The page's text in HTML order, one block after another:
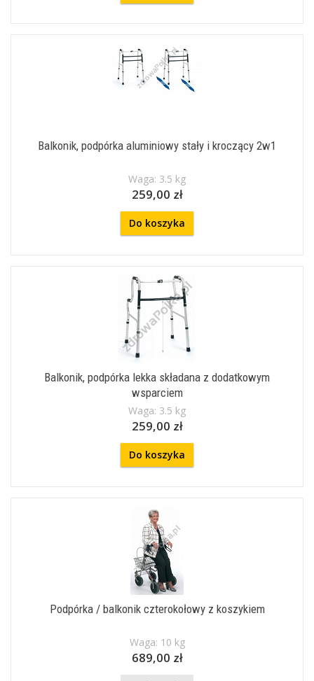
Balkonik, podpórka aluminiowy stały i kroczący 2w1
Waga: 3.5 kg
259,00 zł
Do koszyka
Balkonik, podpórka lekka składana z dodatkowym
wsparciem
Waga: 3.5 kg
259,00 zł
Do koszyka
Podpórka / balkonik czterokołowy z koszykiem
Waga: 10 kg
689,00 zł